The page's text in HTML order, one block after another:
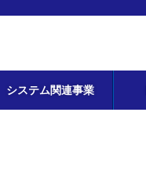
システム関連事業